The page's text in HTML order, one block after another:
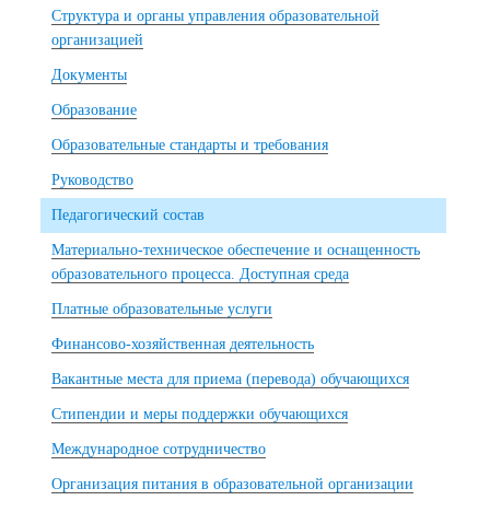
Структура и органы управления образовательной
организацией
Документы
Образование
Образовательные стандарты и требования
Руководство
Педагогический состав
Материально-техническое обеспечение и оснащенность
образовательного процесса. Доступная среда
Платные образовательные услуги
Финансово-хозяйственная деятельность
Вакантные места для приема (перевода) обучающихся
Стипендии и меры поддержки обучающихся
Международное сотрудничество
Организация питания в образовательной организации